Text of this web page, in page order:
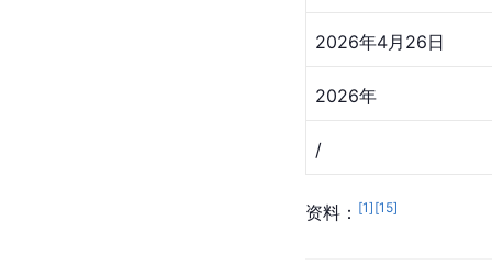
2026年4月26日
2026年
/
资料： [1] [15]